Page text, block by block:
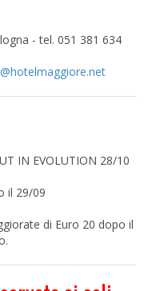
- tel. 051 381 634
IN EVOLUTION 28/10
il 29/09
di Euro 20 dopo il